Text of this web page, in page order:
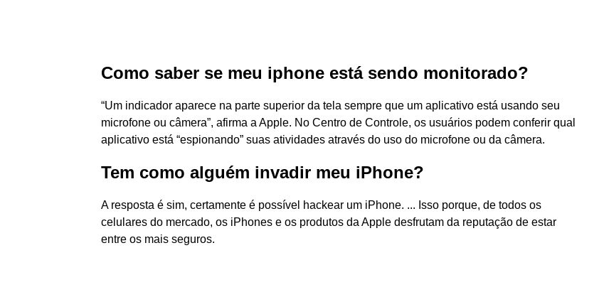
Como saber se meu iphone está sendo monitorado?
“Um indicador aparece na parte superior da tela sempre que um aplicativo está usando seu
microfone ou câmera”, afirma a Apple. No Centro de Controle, os usuários podem conferir qual
aplicativo está “espionando” suas atividades através do uso do microfone ou da câmera.
Tem como alguém invadir meu iPhone?
A resposta é sim, certamente é possível hackear um iPhone. ... Isso porque, de todos os
celulares do mercado, os iPhones e os produtos da Apple desfrutam da reputação de estar
entre os mais seguros.